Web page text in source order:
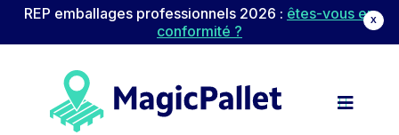
X
REP emballages professionnels 2026 : êtes-vous en
conformité ?
Passer au contenu
Navigation principale